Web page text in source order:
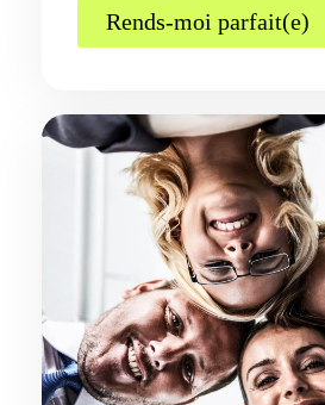
Rends-moi parfait(e)